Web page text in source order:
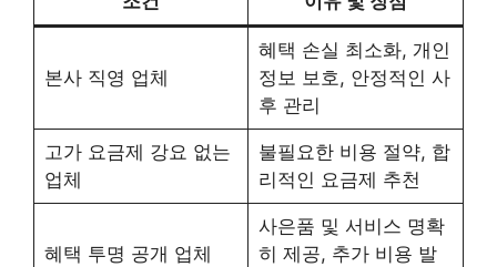
본사 직영 업체
혜택 손실 최소화, 개인
정보 보호, 안정적인 사
후 관리
고가 요금제 강요 없는
업체
불필요한 비용 절약, 합
리적인 요금제 추천
혜택 투명 공개 업체
사은품 및 서비스 명확
히 제공, 추가 비용 발